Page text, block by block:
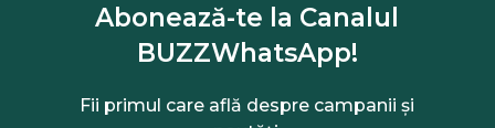
Abonează-te la Canalul
BUZZWhatsApp!
Fii primul care află despre campanii și